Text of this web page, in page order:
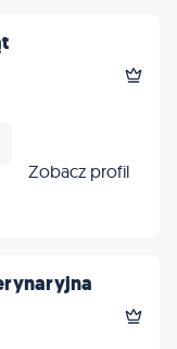
Zobacz profil